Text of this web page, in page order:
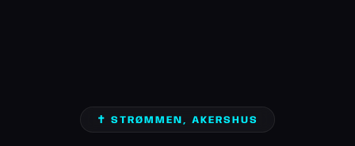
✝️ STRØMMEN, AKERSHUS